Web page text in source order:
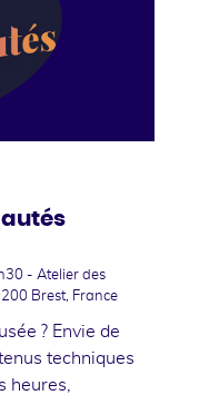
- Atelier des
Brest, France
? Envie de
techniques
heures,